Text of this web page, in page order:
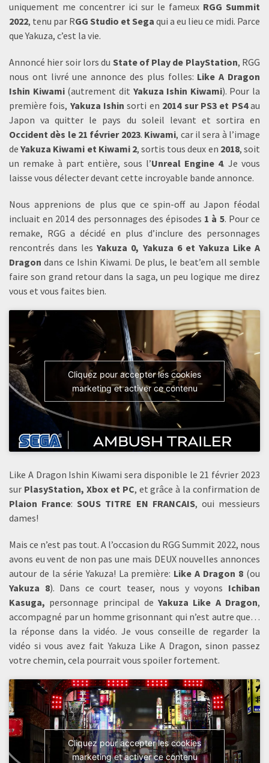
uniquement me concentrer ici sur le fameux RGG Summit
2022, tenu par RGG Studio et Sega qui a eu lieu ce midi. Parce
que Yakuza, c’est la vie.
Annoncé hier soir lors du State of Play de PlayStation, RGG
nous ont livré une annonce des plus folles: Like A Dragon
Ishin Kiwami(autrement dit Yakuza Ishin Kiwami). Pour la
première fois, Yakuza Ishin sorti en 2014 sur PS3 et PS4au
Japon va quitter le pays du soleil levant et sortira en
Occident dès le 21 février 2023. Kiwami, car il sera à l’image
de Yakuza Kiwami et Kiwami 2, sortis tous deux en 2018, soit
un remake à part entière, sous l’Unreal Engine 4. Je vous
laisse vous délecter devant cette incroyable bande annonce.
Nous apprenions de plus que ce spin-off au Japon féodal
incluait en 2014 des personnages des épisodes 1 à 5. Pour ce
remake, RGG a décidé en plus d’inclure des personnages
rencontrés dans les Yakuza 0, Yakuza 6 et Yakuza Like A
Dragon dans ce Ishin Kiwami. De plus, le beat’em all semble
faire son grand retour dans la saga, un peu logique me direz
vous et vous faites bien.
Cliquez pour accepter les cookies
marketing et activer ce contenu
Like A Dragon Ishin Kiwami sera disponible le 21 février 2023
sur PlasyStation, Xbox et PC, et grâce à la confirmation de
Plaion France:SOUS TITRE EN FRANCAIS, oui messieurs
dames!
Mais ce n’est pas tout. A l’occasion du RGG Summit 2022, nous
avons eu vent de non pas une mais DEUX nouvelles annonces
autour de la série Yakuza! La première: Like A Dragon 8 (ou
Yakuza 8). Dans ce court teaser, nous y voyons Ichiban
Kasuga, personnage principal deYakuza Like A Dragon,
accompagné par un homme grisonnant qui n’est autre que…
la réponse dans la vidéo. Je vous conseille de regarder la
vidéo si vous avez fait Yakuza Like A Dragon, sinon passez
votre chemin, cela pourrait vous spoiler fortement.
Cliquez pour accepter les cookies
marketing et activer ce contenu